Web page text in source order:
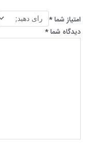
امتیاز شما*
دیدگاه شما*